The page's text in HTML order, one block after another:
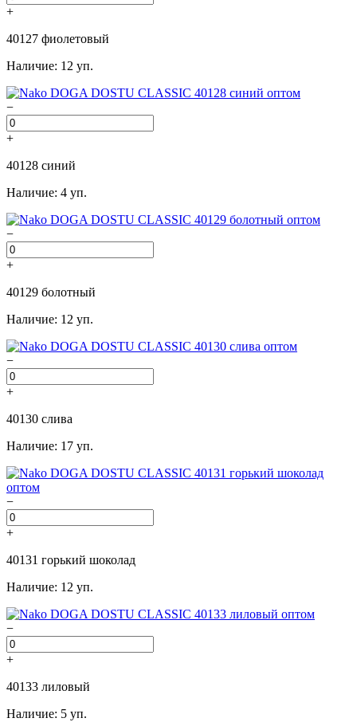
+
40127 фиолетовый
Наличие: 12 уп.
−
+
40128 синий
Наличие: 4 уп.
−
+
40129 болотный
Наличие: 12 уп.
−
+
40130 слива
Наличие: 17 уп.
−
+
40131 горький шоколад
Наличие: 12 уп.
−
+
40133 лиловый
Наличие: 5 уп.